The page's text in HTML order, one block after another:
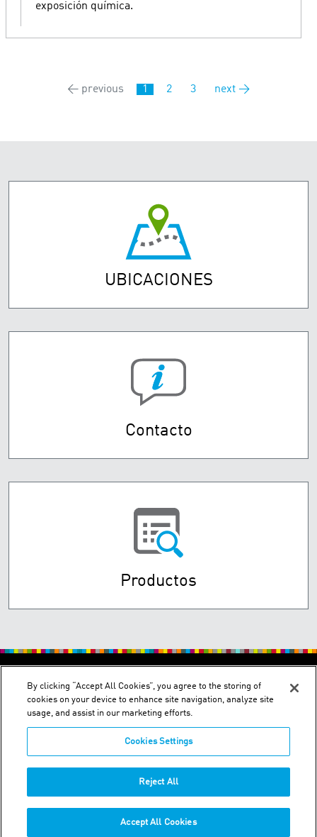
exposición química.
← previous 1 2 3 next →
UBICACIONES
Contacto
Productos
Phone:+57-1-251-8400
WhatsApp +57-305-235-8427
By clicking “Accept All Cookies”, you agree to the storing of
cookies on your device to enhance site navigation, analyze site
usage, and assist in our marketing efforts.
Cookies Settings
Reject All
Accept All Cookies